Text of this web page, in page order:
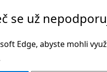
se už
Edge, abyste mohli